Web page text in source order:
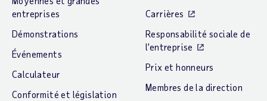
entreprises
Démonstrations
Événements
Calculateur
Conformité et législation
Carrières
Responsabilité sociale de
l’entreprise
Prix et honneurs
Membres de la direction